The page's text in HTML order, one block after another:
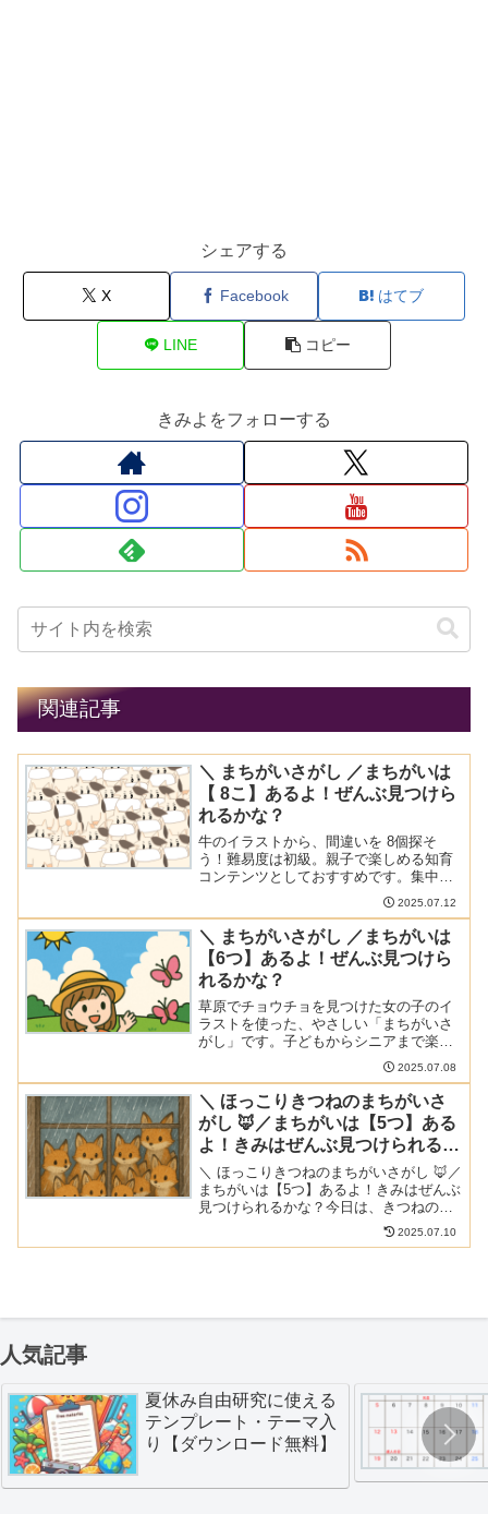
シェアする
X Facebook はてブ
LINE コピー
きみよをフォローする
関連記事
＼ まちがいさがし ／まちがいは
【 8こ】あるよ！ぜんぶ見つけら
れるかな？
牛のイラストから、間違いを 8個探そ
う！難易度は初級。親子で楽しめる知育
コンテンツとしておすすめです。集中力
や注意力のトレーニングにどうぞ！2025.07.12
＼ まちがいさがし ／まちがいは
【6つ】あるよ！ぜんぶ見つけら
れるかな？
草原でチョウチョを見つけた女の子のイ
ラストを使った、やさしい「まちがいさ
がし」です。子どもからシニアまで楽し
める脳トレにぴったりの1枚。見つけられ
るかな？まちがいは6つあります。
2025.07.08
＼ ほっこりきつねのまちがいさ
がし 🦊／まちがいは【5つ】ある
よ！きみはぜんぶ見つけられるか
な？
＼ ほっこりきつねのまちがいさがし 🦊／
まちがいは【5つ】あるよ！きみはぜんぶ
見つけられるかな？今日は、きつねの家
族が窓の外を眺めているイラストの、や
さしい「まちがいさがし」をご用意しま
2025.07.10
人気記事
夏休み自由研究に使える
テンプレート・テーマ入
り【ダウンロード無料】